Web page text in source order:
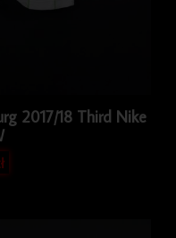
2017/18 Third Nike